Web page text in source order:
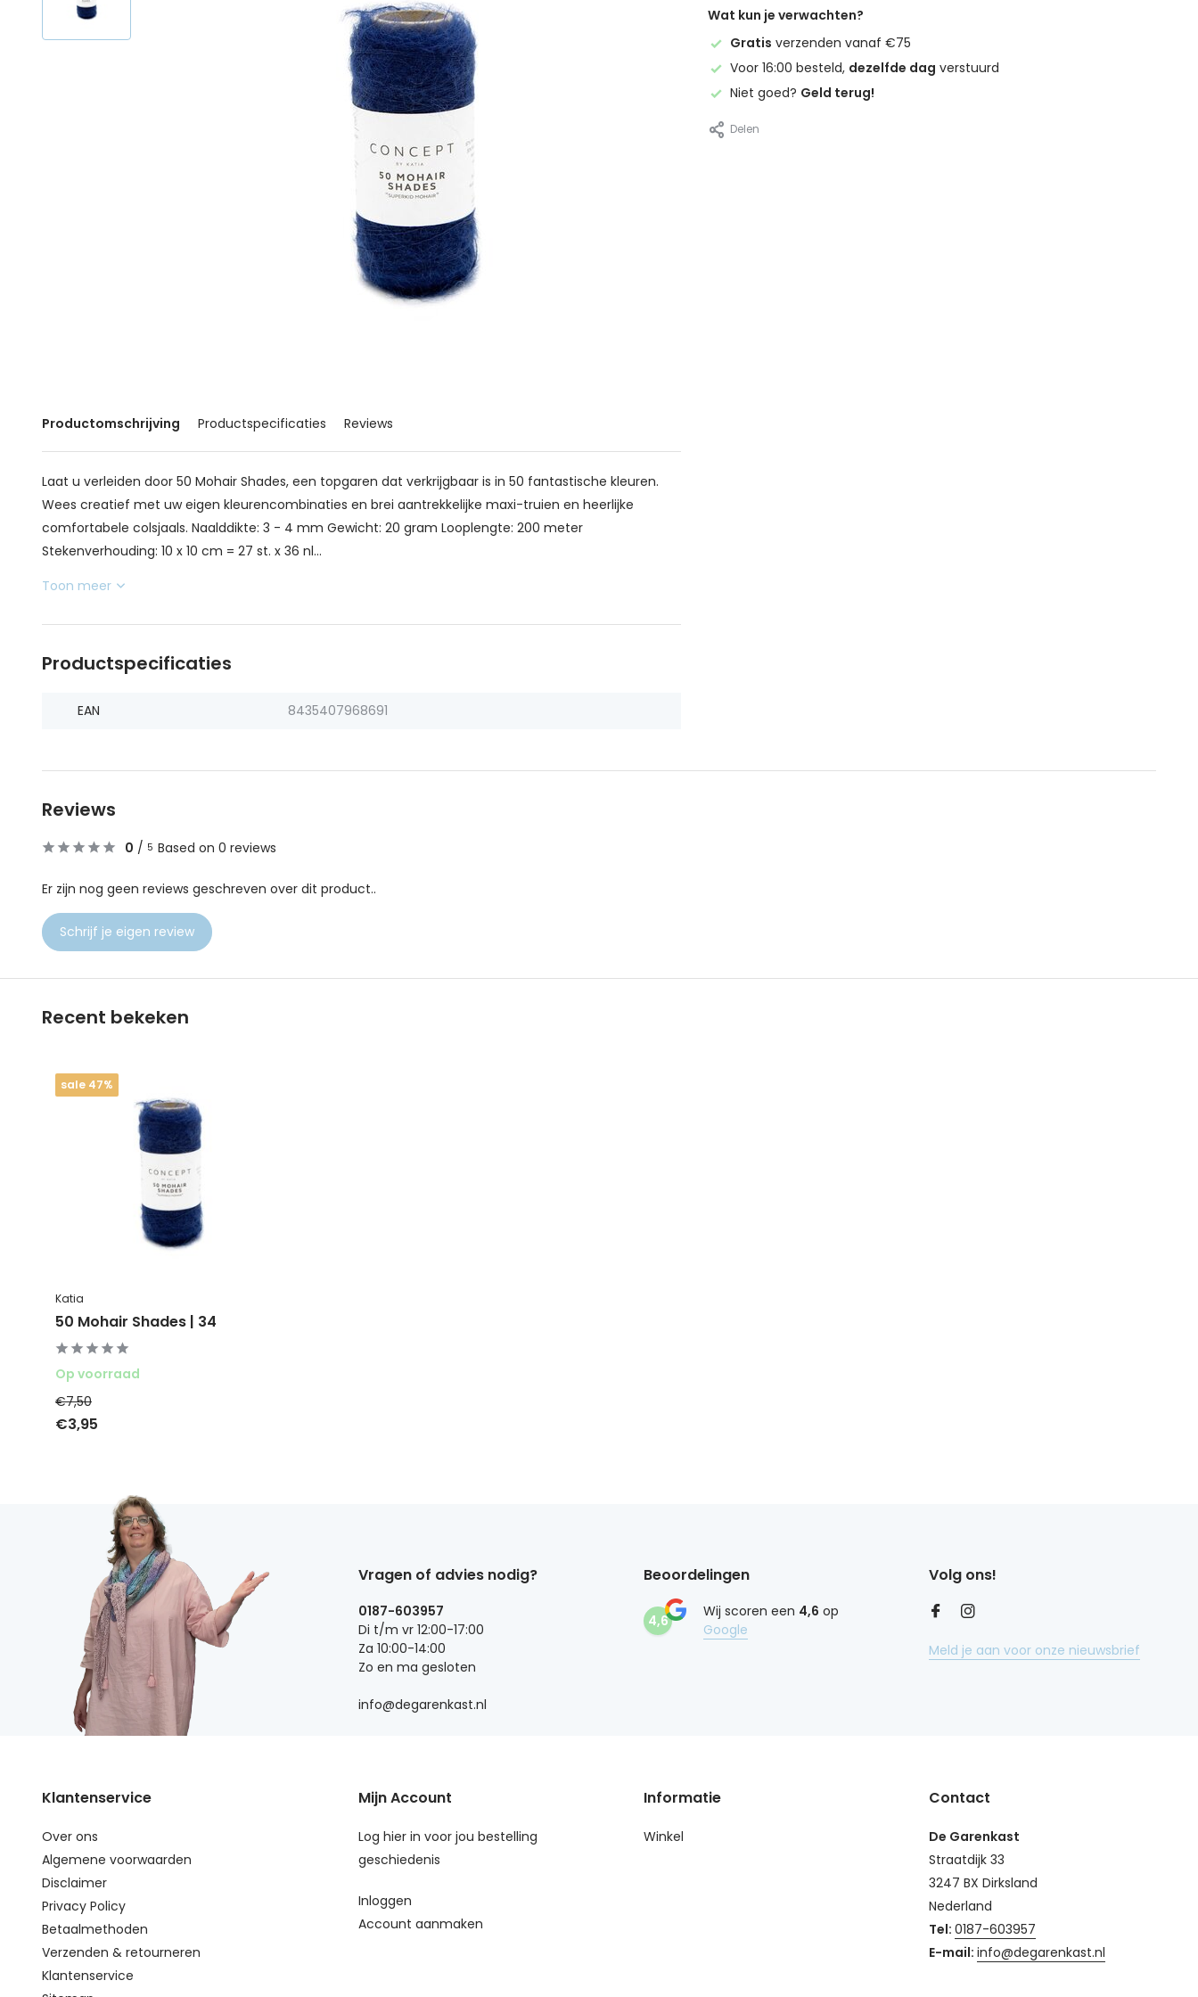
Productomschrijving Productspecificaties Reviews
Laat u verleiden door 50 Mohair Shades, een topgaren dat verkrijgbaar is in 50 fantastische kleuren.
Wees creatief met uw eigen kleurencombinaties en brei aantrekkelijke maxi-truien en heerlijke
comfortabele colsjaals. Naalddikte: 3 - 4 mm Gewicht: 20 gram Looplengte: 200 meter
Stekenverhouding: 10 x 10 cm = 27 st. x 36 nl...
Toon meer
Productspecificaties
EAN 8435407968691
Wat kun je verwachten?
Gratis verzenden vanaf €75
Voor 16:00 besteld, dezelfde dag verstuurd
Niet goed? Geld terug!
Delen
Reviews
0 / 5 Based on 0 reviews
Er zijn nog geen reviews geschreven over dit product..
Schrijf je eigen review
Recent bekeken
sale 47%
Katia
50 Mohair Shades | 34
Op voorraad
€7,50
€3,95
Vragen of advies nodig?
0187-603957
Di t/m vr 12:00-17:00
Za 10:00-14:00
Zo en ma gesloten
info@degarenkast.nl
Beoordelingen
4,6
Wij scoren een 4,6 op
Google
Volg ons!
Meld je aan voor onze nieuwsbrief
Klantenservice
Over ons
Algemene voorwaarden
Disclaimer
Privacy Policy
Betaalmethoden
Verzenden & retourneren
Klantenservice
Mijn Account
Log hier in voor jou bestelling
geschiedenis
Inloggen
Account aanmaken
Informatie
Winkel
Contact
De Garenkast
Straatdijk 33
3247 BX Dirksland
Nederland
Tel: 0187-603957
E-mail: info@degarenkast.nl